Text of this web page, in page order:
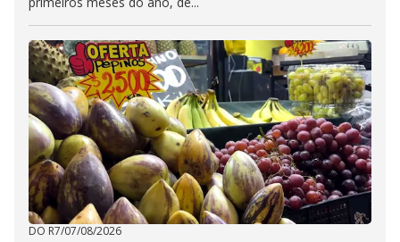
DO R7/07/08/2026